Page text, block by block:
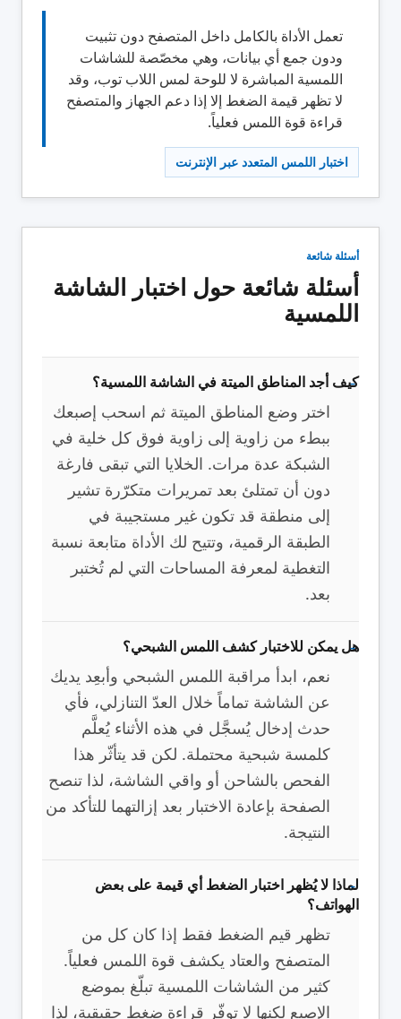
تعمل الأداة بالكامل داخل المتصفح دون تثبيت
ودون جمع أي بيانات، وهي مخصّصة للشاشات
اللمسية المباشرة لا للوحة لمس اللاب توب، وقد
لا تظهر قيمة الضغط إلا إذا دعم الجهاز والمتصفح
قراءة قوة اللمس فعلياً.
اختبار اللمس المتعدد عبر الإنترنت
أسئلة شائعة
أسئلة شائعة حول اختبار الشاشة
اللمسية
كيف أجد المناطق الميتة في الشاشة اللمسية؟
اختر وضع المناطق الميتة ثم اسحب إصبعك
ببطء من زاوية إلى زاوية فوق كل خلية في
الشبكة عدة مرات. الخلايا التي تبقى فارغة
دون أن تمتلئ بعد تمريرات متكرّرة تشير
إلى منطقة قد تكون غير مستجيبة في
الطبقة الرقمية، وتتيح لك الأداة متابعة نسبة
التغطية لمعرفة المساحات التي لم تُختبر
بعد.
هل يمكن للاختبار كشف اللمس الشبحي؟
نعم، ابدأ مراقبة اللمس الشبحي وأبعِد يديك
عن الشاشة تماماً خلال العدّ التنازلي، فأي
حدث إدخال يُسجَّل في هذه الأثناء يُعلَّم
كلمسة شبحية محتملة. لكن قد يتأثّر هذا
الفحص بالشاحن أو واقي الشاشة، لذا تنصح
الصفحة بإعادة الاختبار بعد إزالتهما للتأكد من
النتيجة.
لماذا لا يُظهر اختبار الضغط أي قيمة على بعض
الهواتف؟
تظهر قيم الضغط فقط إذا كان كل من
المتصفح والعتاد يكشف قوة اللمس فعلياً.
كثير من الشاشات اللمسية تبلّغ بموضع
الإصبع لكنها لا توفّر قراءة ضغط حقيقية، لذا